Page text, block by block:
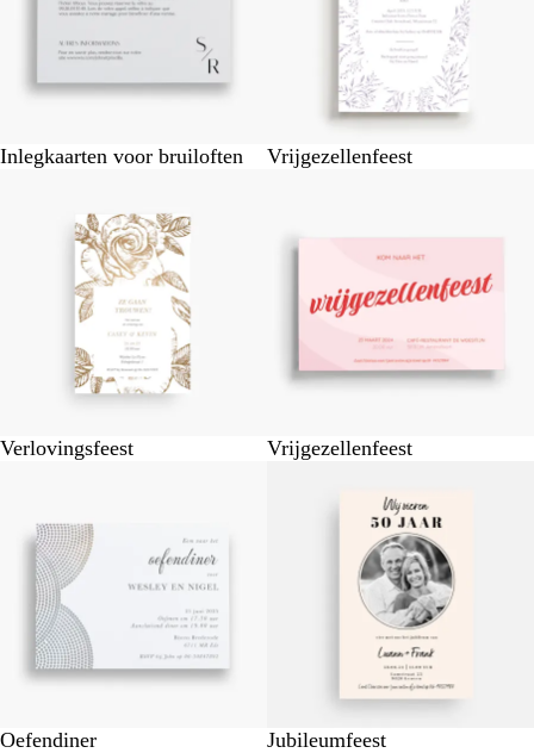
Inlegkaarten voor bruiloften Vrijgezellenfeest
Verlovingsfeest Vrijgezellenfeest
Oefendiner Jubileumfeest